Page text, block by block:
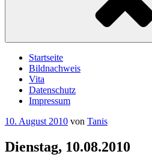
Startseite
Bildnachweis
Vita
Datenschutz
Impressum
Veröffentlicht
10. August 2010 von Tanis
Dienstag, 10.08.2010